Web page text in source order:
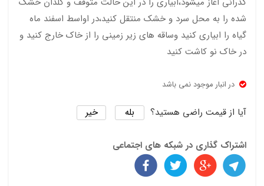
رقم
Lilip
ut
شده را به محل سرد و خشک منتقل کنید،در اواسط اسفند ماه
گیاه را ابیاری کنید وساقه های زیر زمینی را از خاک خارج کنید و
در خاک نو کاشت کنید
در انبار موجود نمی باشد
آیا از قیمت راضی هستید؟ بله خیر
اشتراک گذاری در شبکه های اجتماعی